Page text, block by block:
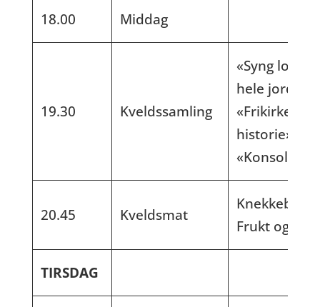
18.00 Middag
19.30 Kveldssamling
«Syng
hele jorden»
«Frikirkens
historie»
20.45 Kveldsmat
Knekkebrød.
Frukt og
TIRSDAG